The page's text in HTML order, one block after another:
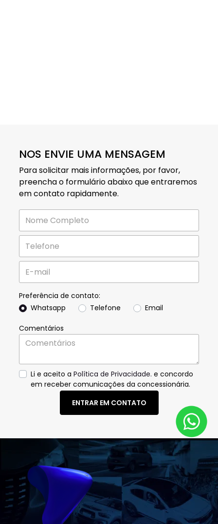
NOS ENVIE UMA MENSAGEM
Para solicitar mais informações, por favor,
preencha o formulário abaixo que entraremos
em contato rapidamente.
Preferência de contato:
Whatsapp
Telefone Email
Comentários
Li e aceito a Política de Privacidade. e concordo
em receber comunicações da concessionária.
ENTRAR EM CONTATO